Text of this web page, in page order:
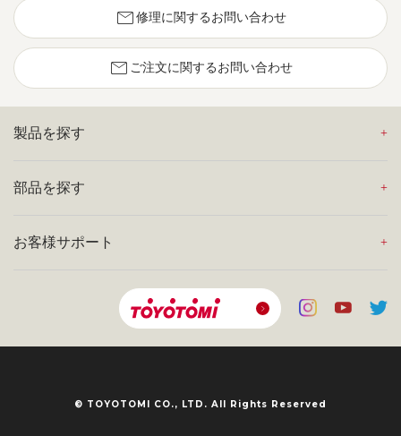
mail 修理に関するお問い合わせ
mail ご注文に関するお問い合わせ
製品を探す
部品を探す
お客様サポート
© TOYOTOMI CO., LTD. All Rights Reserved